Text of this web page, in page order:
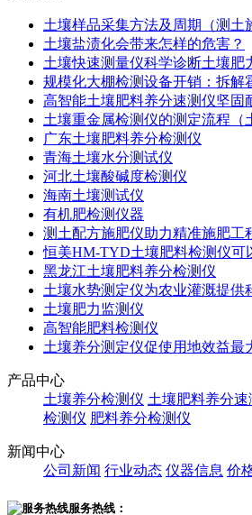
土壤样品采集方法及周期（测土
土壤盐渍化会带来怎样的危害？
土壤快速测量仪科学诊断土壤肥
规模化大棚检测设备开销：拆解
高智能土壤肥料养分速测仪坚固
土壤重金属检测仪的测定流程（
广东土壤肥料养分检测仪
青海土壤水分测试仪
河北土壤酸碱度检测仪
海南土壤测试仪
有机肥检测仪器
测土配方施肥仪助力精准施肥工
恒美HM-TYD土壤肥料检测仪可
黑龙江土壤肥料养分检测仪
土壤水势测定仪为农业灌溉提供
土壤肥力监测仪
高智能肥料检测仪
土壤养分测定仪促使用地效益最
产品中心
土壤养分检测仪 土壤肥料养分速
检测仪 肥料养分检测仪
新闻中心
公司新闻 行业动态 仪器信息 价
服务热线：